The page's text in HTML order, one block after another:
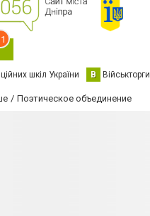
шкіл України В Військторги
Поэтическое объединение